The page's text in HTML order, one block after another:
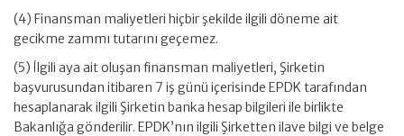
(4) Finansman maliyetleri hiçbir şekilde ilgili döneme ait
gecikme zammı tutarını geçemez.
(5) İlgili aya ait oluşan finansman maliyetleri, Şirketin
başvurusundan itibaren 7 iş günü içerisinde EPDK tarafından
hesaplanarak ilgili Şirketin banka hesap bilgileri ile birlikte
Bakanlığa gönderilir. EPDK’nın ilgili Şirketten ilave bilgi ve belge